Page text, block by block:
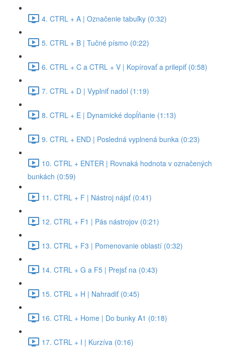
4. CTRL + A | Označenie tabuľky (0:32)
5. CTRL + B | Tučné písmo (0:22)
6. CTRL + C a CTRL + V | Kopírovať a prilepiť (0:58)
7. CTRL + D | Vyplniť nadol (1:19)
8. CTRL + E | Dynamické dopĺňanie (1:13)
9. CTRL + END | Posledná vyplnená bunka (0:23)
10. CTRL + ENTER | Rovnaká hodnota v označených
bunkách (0:59)
11. CTRL + F | Nástroj nájsť (0:41)
12. CTRL + F1 | Pás nástrojov (0:21)
13. CTRL + F3 | Pomenovanie oblastí (0:32)
14. CTRL + G a F5 | Prejsť na (0:43)
15. CTRL + H | Nahradiť (0:45)
16. CTRL + Home | Do bunky A1 (0:18)
17. CTRL + I | Kurzíva (0:16)